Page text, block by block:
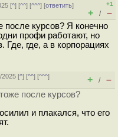
[^] [^^] [^^^] [ответить]
+1
+ / –
курсов? Я конечно
профи работают, но
Где, где, а в корпорациях
2025 [^] [^^] [^^^]
+ / –
после курсов?
и плакался, что его